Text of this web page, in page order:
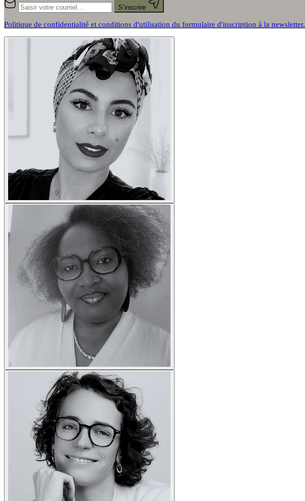
S’inscrire
Politique de confidentialité et conditions d'utilisation du formulaire d'inscription à la newsletter.